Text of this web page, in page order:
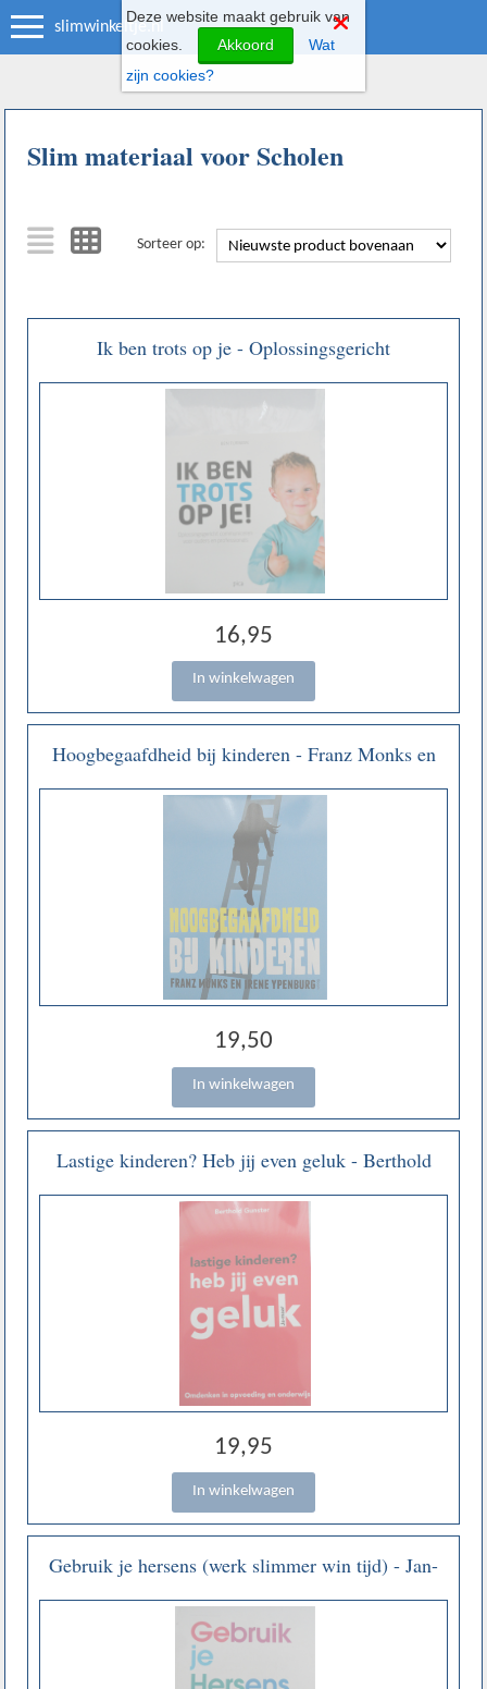
slimwinkeltje.nl
Slim materiaal voor Scholen
Sorteer op:
Ik ben trots op je - Oplossingsgericht
communiceren voor ouders en professionals - Ben
Furman
16,95
Hoogbegaafdheid bij kinderen - Franz Monks en
Irene Ypenburg
19,50
Lastige kinderen? Heb jij even geluk - Berthold
Gunster
19,95
Gebruik je hersens (werk slimmer win tijd) - Jan-
Willem van den Brandhoff
Deze website maakt gebruik van
cookies.
Akkoord
Wat
zijn cookies?